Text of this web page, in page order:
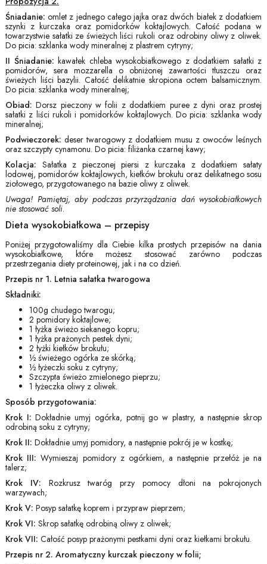
Śniadanie: omlet z jednego całego jajka oraz dwóch białek z dodatkiem
szynki z kurczaka oraz pomidorków koktajlowych. Całość podana w
towarzystwie sałatki ze świeżych liści rukoli oraz odrobiny oliwy z oliwek.
Do picia: szklanka wody mineralnej z plastrem cytryny;
II Śniadanie: kawałek chleba wysokobiałkowego z dodatkiem sałatki z
pomidorów, sera mozzarella o obniżonej zawartości tłuszczu oraz
świeżych liści bazylii. Całość delikatnie skropiona octem balsamicznym.
Do picia: szklanka wody mineralnej;
Obiad:Dorsz pieczony w folii z dodatkiem puree z dyni oraz prostej
sałatki z liści rukoli i pomidorków koktajlowych. Do picia: szklanka wody
mineralnej;
Podwieczorek: deser twarogowy z dodatkiem musu z owoców leśnych
oraz szczypty cynamonu. Do picia: filiżanka czarnej kawy;
Kolacja: Sałatka z pieczonej piersi z kurczaka z dodatkiem sałaty
lodowej, pomidorów koktajlowych, kiełków brokułu oraz delikatnego sosu
ziołowego, przygotowanego na bazie oliwy z oliwek.
Uwaga! Pamiętaj, aby podczas przyrządzania dań wysokobiałkowych
nie stosować soli.
Dieta wysokobiałkowa – przepisy
Poniżej przygotowaliśmy dla Ciebie kilka prostych przepisów na dania
wysokobiałkowe, które możesz stosować zarówno podczas
przestrzegania diety proteinowej, jak i na co dzień.
Przepis nr 1. Letnia sałatka twarogowa
Składniki:
100g chudego twarogu;
2 pomidory koktajlowe;
1 łyżka świeżo siekanego kopru;
1 łyżka prażonych pestek dyni;
2 łyżki kiełków brokułu;
½ świeżego ogórka ze skórką;
½ łyżeczki soku z cytryny;
Szczypta świeżo zmielonego pieprzu;
1 łyżeczka oliwy z oliwek.
Sposób przygotowania:
Krok I: Dokładnie umyj ogórka, potnij go w plastry, a następnie skrop
odrobiną soku z cytryny;
Krok II: Dokładnie umyj pomidory, a następnie pokrój je w kostkę;
Krok III: Wymieszaj pomidory z ogórkiem, a następnie przełóż je na
talerz;
Krok IV: Rozkrusz twaróg przy pomocy dłoni na pokrojonych
warzywach;
Krok V: Posyp sałatkę koprem i przypraw pieprzem;
Krok VI: Skrop sałatkę odrobiną oliwy z oliwek;
Krok VII: Całość posyp prażonymi pestkami dyni oraz kiełkami brokułu.
Przepis nr 2. Aromatyczny kurczak pieczony w folii;